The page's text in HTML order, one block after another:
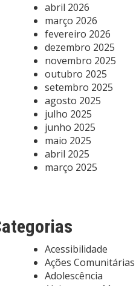
abril 2026
março 2026
fevereiro 2026
dezembro 2025
novembro 2025
outubro 2025
setembro 2025
agosto 2025
julho 2025
junho 2025
maio 2025
abril 2025
março 2025
Acessibilidade
Ações Comunitárias
Adolescência